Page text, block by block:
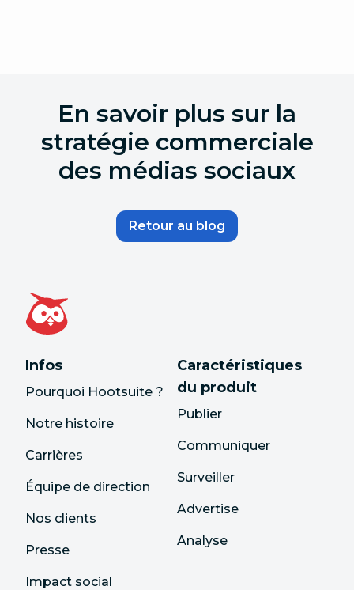
En savoir plus sur la
stratégie commerciale
des médias sociaux
Retour au blog
Infos
Pourquoi Hootsuite ?
Notre histoire
Carrières
Équipe de direction
Nos clients
Presse
Impact social
Caractéristiques
du produit
Publier
Communiquer
Surveiller
Advertise
Analyse